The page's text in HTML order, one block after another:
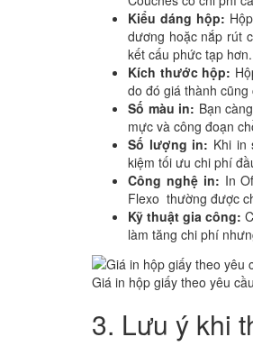
Kiểu dáng hộp:
dương hoặc nắp rút
kết cấu phức tạp hơn.
Kích thước hộp:
do đó giá thành cũng
Số màu in: Bạn
mực và công đoạn
Số lượng in: Khi in
kiệm tối ưu chi phí
Công nghệ in: In
Flexo thường được
Kỹ thuật gia công:
làm tăng chi phí
Giá in hộp giấy theo yêu
3. Lưu ý khi